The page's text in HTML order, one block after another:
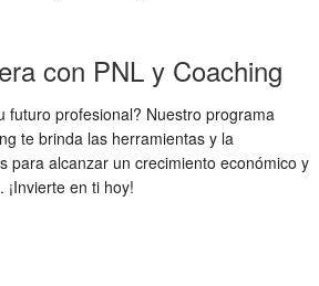
con PNL y Coaching
futuro profesional? Nuestro programa
te brinda las herramientas y la
para alcanzar un crecimiento económico y
en ti hoy!